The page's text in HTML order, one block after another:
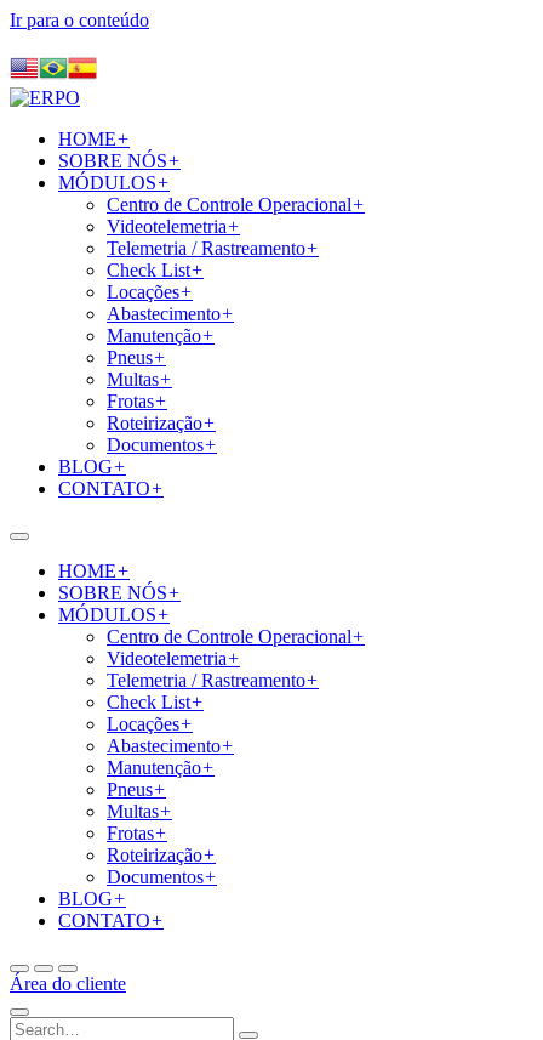
Ir para o conteúdo
HOME+
SOBRE NÓS+
MÓDULOS+
Centro de Controle Operacional+
Videotelemetria+
Telemetria / Rastreamento+
Check List+
Locações+
Abastecimento+
Manutenção+
Pneus+
Multas+
Frotas+
Roteirização+
Documentos+
BLOG+
CONTATO+
HOME+
SOBRE NÓS+
MÓDULOS+
Centro de Controle Operacional+
Videotelemetria+
Telemetria / Rastreamento+
Check List+
Locações+
Abastecimento+
Manutenção+
Pneus+
Multas+
Frotas+
Roteirização+
Documentos+
BLOG+
CONTATO+
Área do cliente